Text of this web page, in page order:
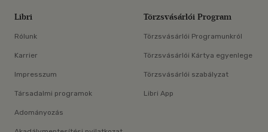
Libri
Rólunk
Karrier
Impresszum
Társadalmi programok
Adományozás
Törzsvásárlói Program
Törzsvásárlói Programunkról
Törzsvásárlói Kártya egyenlege
Törzsvásárlói szabályzat
Libri App